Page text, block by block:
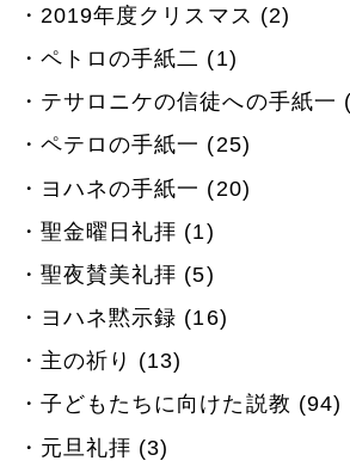
2019年度クリスマス (2)
ペトロの手紙二 (1)
テサロニケの信徒への手紙一
ペテロの手紙一 (25)
ヨハネの手紙一 (20)
聖金曜日礼拝 (1)
聖夜賛美礼拝 (5)
ヨハネ黙示録 (16)
主の祈り (13)
子どもたちに向けた説教 (94)
元旦礼拝 (3)